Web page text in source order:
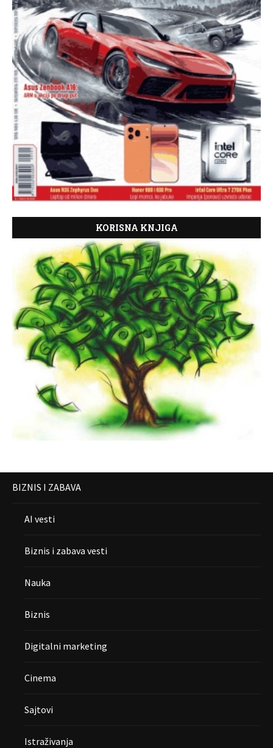
KORISNA KNJIGA
BIZNIS I ZABAVA
AI vesti
Biznis i zabava vesti
Nauka
Biznis
Digitalni marketing
Cinema
Sajtovi
Istraživanja